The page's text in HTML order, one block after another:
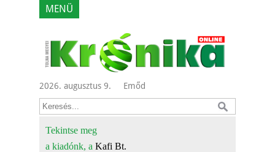
MENÜ
2026. augusztus 9. Emőd
Tekintse meg
a kiadónk, a Kafi Bt.